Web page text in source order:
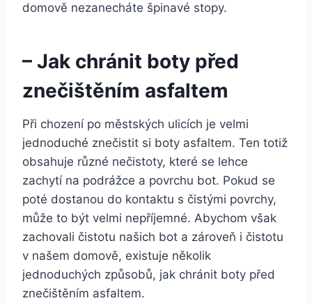
domově nezanecháte ⁤špinavé stopy.
– Jak ‌chránit boty před
znečištěním asfaltem
Při chození po městských⁤ ulicích je velmi
jednoduché ⁣znečistit si boty asfaltem.‍ Ten totiž
obsahuje různé ​nečistoty, které se⁤ lehce
zachytí na podrážce a povrchu ⁣bot. ‍Pokud se
poté dostanou​ do kontaktu s čistými⁤ povrchy,
může to být velmi nepříjemné. Abychom⁣ však
zachovali čistotu našich⁢ bot a zároveň i čistotu
v našem domově,‍ existuje několik
jednoduchých způsobů, jak chránit boty ⁤před
znečištěním⁣ asfaltem.